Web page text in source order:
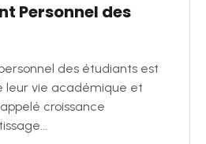
Personnel des
des étudiants est
leur vie académique et
croissance